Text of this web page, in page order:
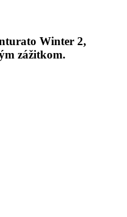
Winter 2,
zážitkom.